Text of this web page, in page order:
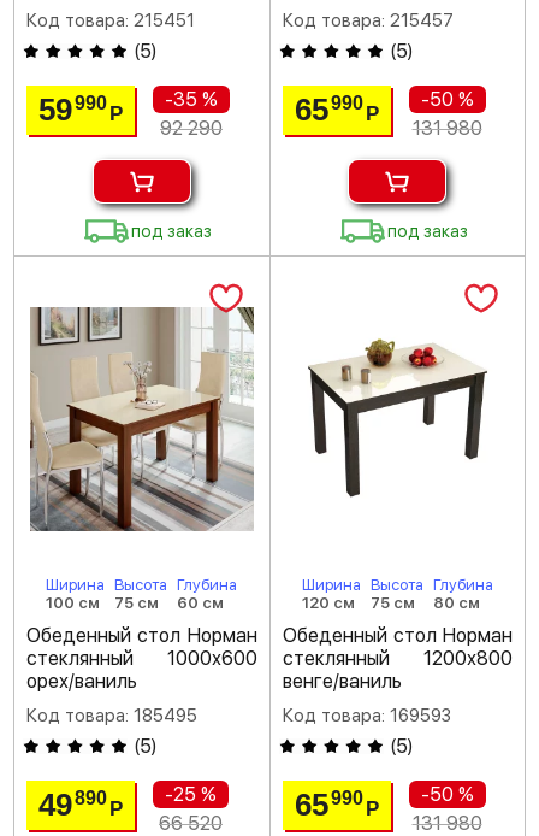
Код товара: 215451
(5)
59990Р
-35 %
92 290
под заказ
Код товара: 215457
(5)
65990 Р
-50 %
131 980
под заказ
Ширина
100 см
Высота
75 см
Глубина
60 см
Обеденный стол Норман
стеклянный 1000х600
орех/ваниль
Код товара: 185495
(5)
49890Р
-25 %
66 520
Ширина
120 см
Высота
75 см
Глубина
80 см
Обеденный стол Норман
стеклянный 1200х800
венге/ваниль
Код товара: 169593
(5)
65990 Р
-50 %
131 980